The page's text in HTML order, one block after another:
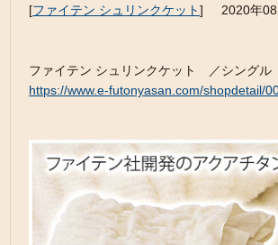
[ファイテン シュリンクケット] 2020年
ファイテン シュリンクケット ／シングル
https://www.e-futonyasan.com/shopdetail/